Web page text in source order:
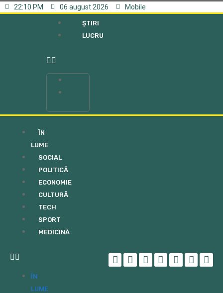
22:10 PM 06 august 2026 Mobile
ȘTIRI
LUCRU
ÎN
LUME
SOCIAL
POLITICĂ
ECONOMIE
CULTURĂ
TECH
SPORT
MEDICINĂ
ÎN
LUME